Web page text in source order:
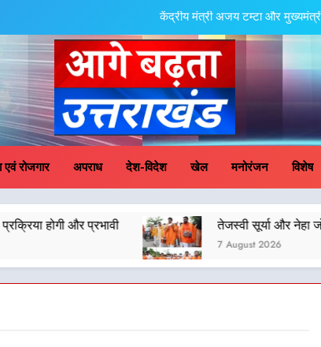
धामी के नेतृत्व में उत्तराखंड के पारंपरिक हस्तशिल्प और हथकरघा उत्पादों
का फैसला: जल जीवन मिशन की योजनाओं के लिए नया हस्तांतरण
तेजस्वी सूर्या और नेहा जोशी ने कांवड़ यात्रा को बनाया युवा शक्ति,
केंद्रीय मंत्री अजय टम्टा और
का फैसला: जल जीवन मिशन की योजनाओं के लिए नया हस्तांतरण
तेजस्वी सूर्या और नेहा जोशी ने कांवड़ यात्रा को बनाया युवा शक्ति,
केंद्रीय मंत्री अजय टम्टा और
Badhta
एवं रोजगार अपराध देश-विदेश खेल मनोरंजन विशेष
तेजस्वी सूर्या और नेहा जोशी ने कांवड़
7 August 2026